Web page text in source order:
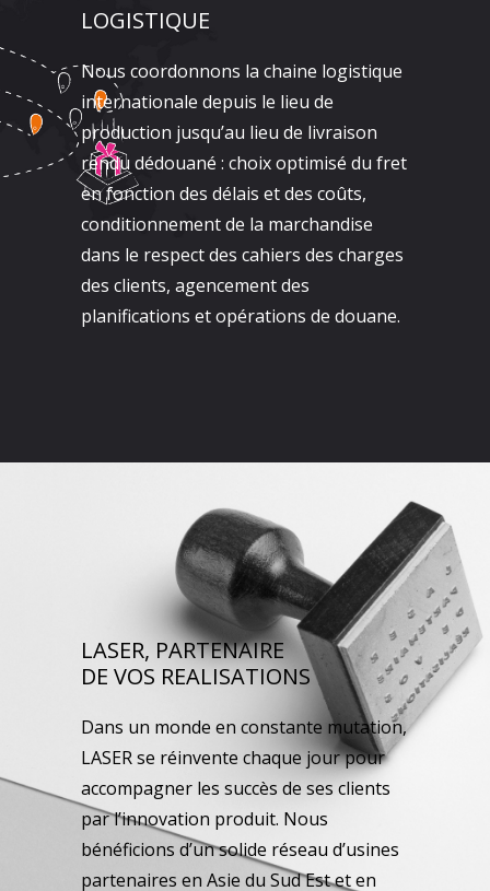
LOGISTIQUE
Nous coordonnons la chaine logistique
internationale depuis le lieu de
production jusqu’au lieu de livraison
rendu dédouané : choix optimisé du fret
en fonction des délais et des coûts,
conditionnement de la marchandise
dans le respect des cahiers des charges
des clients, agencement des
planifications et opérations de douane.
LASER, PARTENAIRE
DE VOS REALISATIONS
Dans un monde en constante mutation,
LASER se réinvente chaque jour pour
accompagner les succès de ses clients
par l’innovation produit. Nous
bénéficions d’un solide réseau d’usines
partenaires en Asie du Sud Est et en